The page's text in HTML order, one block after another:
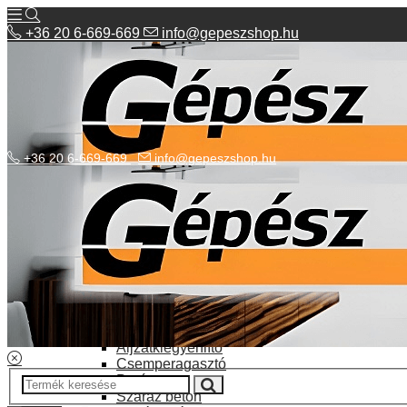
+36 20 6-669-669 info@gepeszshop.hu
Kategóriák menü
Bolhapiac
Burkolatok
Elektromos fűtés
Építkezés, fejújítás
Alapozó festék
Aljzatkiegyenlítő
Csemperagasztó
Poráru
Száraz beton
+36 20 6-669-669 info@gepeszshop.hu